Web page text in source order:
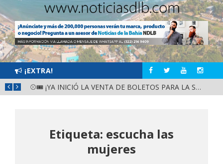
¡EXTRA!
⚾🎟️ ¡YA INICIÓ LA VENTA DE BOLETOS PARA LA SERIE DEL CARIBE KIDS NAYARIT 2026!
Etiqueta: escucha las
mujeres